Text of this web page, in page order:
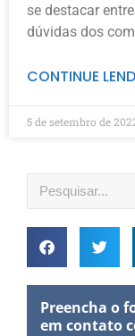
se destacar
dúvidas dos
CONTINUE
5 de setembro de
Preencha o
em contato